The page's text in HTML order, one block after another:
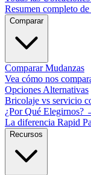
Resumen completo
Comparar
Comparar Mudanzas
Vea cómo nos
Opciones Alternativas
Bricolaje vs servicio
¿Por Qué Elegirnos?
La diferencia Rapid
Recursos